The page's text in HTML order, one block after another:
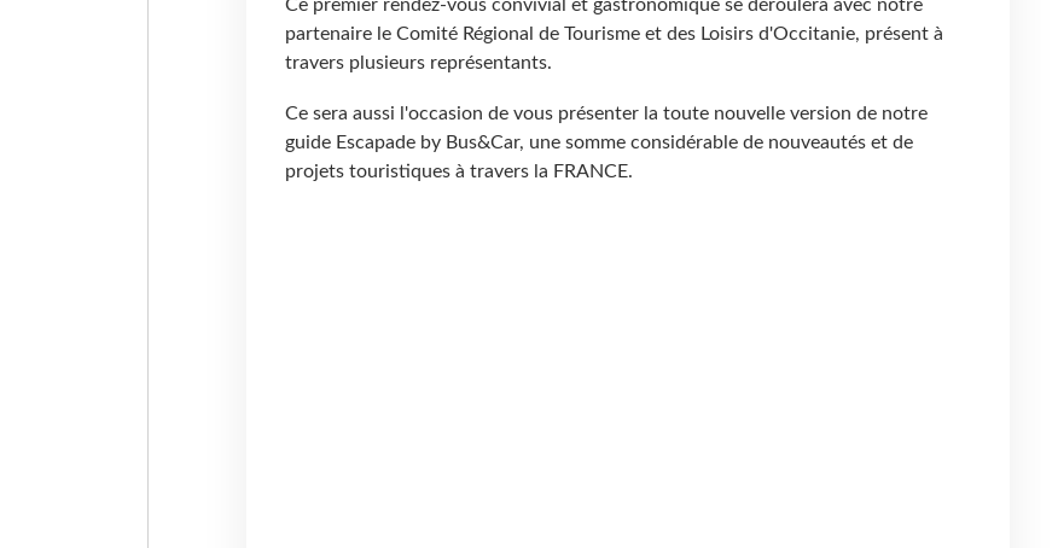
Ce premier rendez-vous convivial et gastronomique se déroulera avec notre
partenaire le Comité Régional de Tourisme et des Loisirs d'Occitanie, présent à
travers plusieurs représentants.
Ce sera aussi l'occasion de vous présenter la toute nouvelle version de notre
guide Escapade by Bus&Car, une somme considérable de nouveautés et de
projets touristiques à travers la FRANCE.